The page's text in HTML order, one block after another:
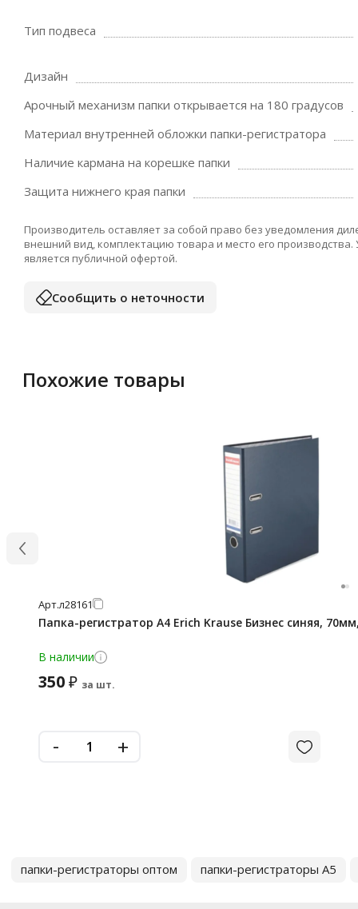
Тип подвеса
Дизайн
Арочный механизм папки открывается на 180 градусов
Материал внутренней обложки папки-регистратора
Наличие кармана на корешке папки
Защита нижнего края папки
Производитель оставляет за собой право без уведомления
внешний вид, комплектацию товара и место его
является публичной офертой.
Сообщить о неточности
Похожие товары
Арт.л28161
Папка-регистратор А4 Erich Krause Бизнес синяя,
В наличии
350₽ за шт.
- +
папки-регистраторы оптом папки-регистраторы А5